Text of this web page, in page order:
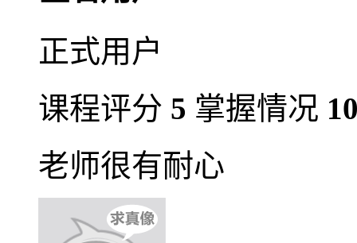
正式用户
课程评分 5 掌握情况
老师很有耐心